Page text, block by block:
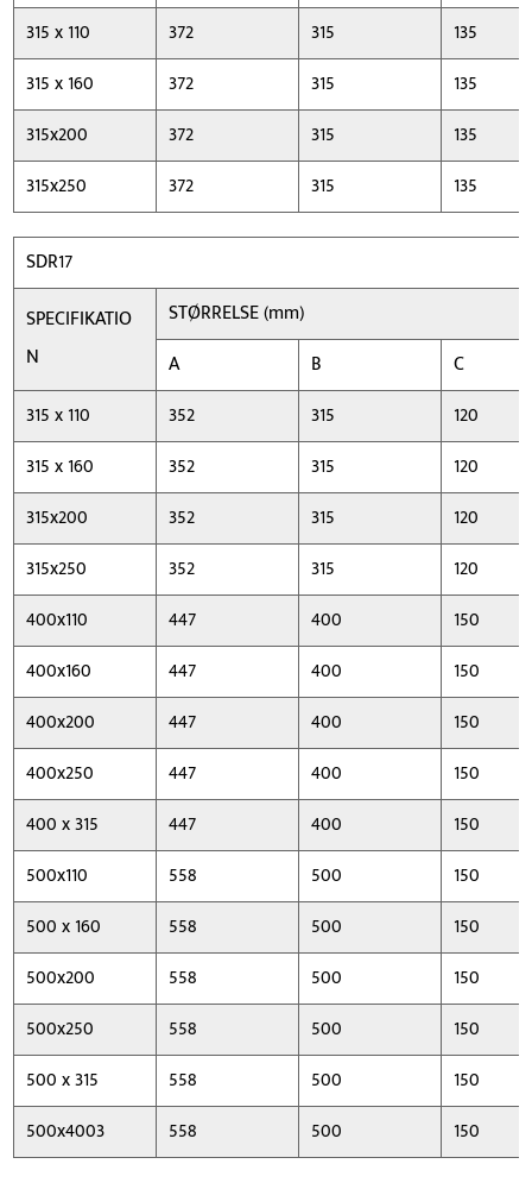
315 x 110
372 315
135
315 x 160
372 315
135
315x200
372 315
135
315x250
372 315 135
SDR17
SPECIFIKATIO
N
STØRRELSE (mm)
A
B
C
315 x 110
352 315
120
315 x 160
352 315
120
315x200
352 315
120
315x250
352 315
120
400x110
447 400
150
400x160
447 400
150
400x200
447 400
150
400x250
447 400
150
400 x 315
447 400
150
500x110
558 500
150
500 x 160
558 500
150
500x200
558 500
150
500x250
558 500
150
500 x 315
558 500
150
500x4003
558 500 150